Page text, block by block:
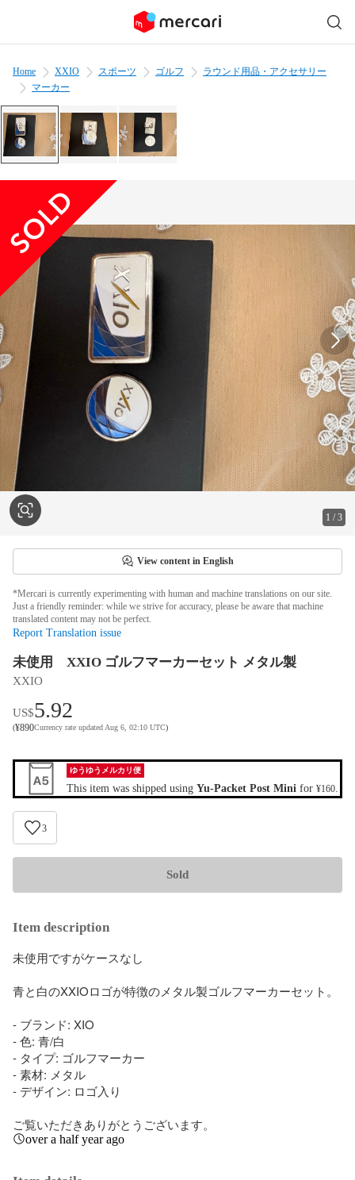
Home XXIO スポーツ ゴルフ
ラウンド用品・アクセサリー
マーカー
1 /3
View content in English
*Mercari is currently experimenting with human and machine translations on our site.
Just a friendly reminder: while we strive for accuracy, please be aware that machine
translated content may not be perfect.
Report Translation issue
未使用 XXIO ゴルフマーカーセット メタル製
XXIO
US$5.92
(¥890Currency rate updated Aug 6, 02:10 UTC)
ゆうゆうメルカリ便
This item was shipped using Yu-Packet Post Mini for ¥160
3
Sold
Item description
未使用ですがケースなし
青と白のXXIOロゴが特徴のメタル製ゴルフマーカーセット。
- ブランド: XIO
- 色: 青/白
- タイプ: ゴルフマーカー
- 素材: メタル
- デザイン: ロゴ入り
ご覧いただきありがとうございます。
over a half year ago